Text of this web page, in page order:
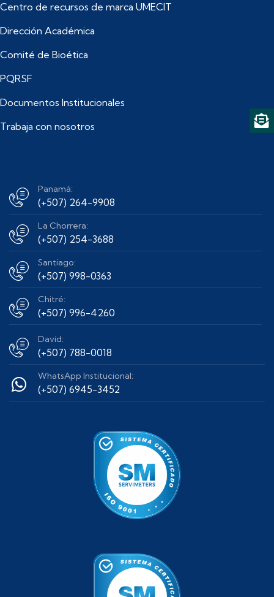
Centro de recursos de marca UMECIT
Dirección Académica
Comité de Bioética
PQRSF
Documentos Institucionales
Trabaja con nosotros
Panamá:
(+507) 264-9908
La Chorrera:
(+507) 254-3688
Santiago:
(+507) 998-0363
Chitré:
(+507) 996-4260
David:
(+507) 788-0018
WhatsApp Institucional:
(+507) 6945-3452